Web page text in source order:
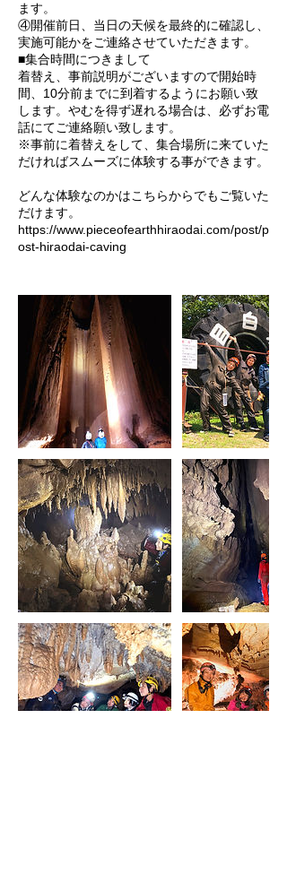
ます。
④開催前日、当日の天候を最終的に確認し、
実施可能かをご連絡させていただきます。
■集合時間につきまして
着替え、事前説明がございますので開始時
間、10分前までに到着するようにお願い致
します。やむを得ず遅れる場合は、必ずお電
話にてご連絡願い致します。
※事前に着替えをして、集合場所に来ていた
だければスムーズに体験する事ができます。
どんな体験なのかはこちらからでもご覧いた
だけます。
https://www.pieceofearthhiraodai.com/post/p
ost-hiraodai-caving